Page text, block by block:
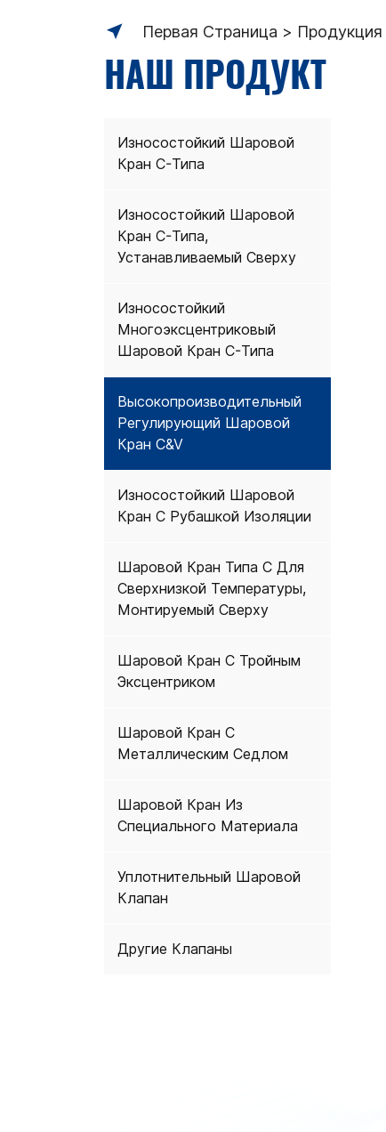
Первая Страница Продукция
НАШ ПРОДУКТ
Износостойкий Шаровой
Кран C-Типа
Износостойкий Шаровой
Кран C-Типа,
Устанавливаемый Сверху
Износостойкий
Многоэксцентриковый
Шаровой Кран C-Типа
Высокопроизводительный
Регулирующий Шаровой
Кран C&V
Износостойкий Шаровой
Кран С Рубашкой Изоляции
Шаровой Кран Типа C Для
Сверхнизкой Температуры,
Монтируемый Сверху
Шаровой Кран С Тройным
Эксцентриком
Шаровой Кран С
Металлическим Седлом
Шаровой Кран Из
Специального Материала
Уплотнительный Шаровой
Клапан
Другие Клапаны